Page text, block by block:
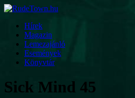
Hírek
Magazin
Lemezajánló
Események
Könyvtár
Sick Mind 45